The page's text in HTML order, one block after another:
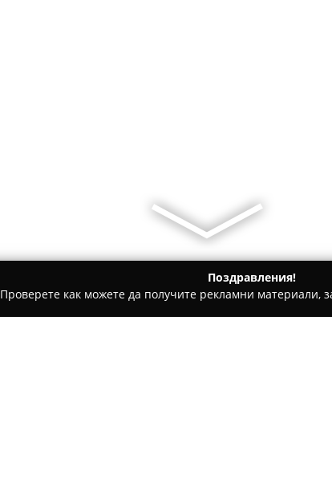
Поздравления!
Проверете как можете да получите рекламни материали,